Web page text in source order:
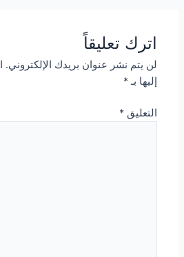
اترك تعليقاً
لن يتم نشر عنوان بريدك الإلكتروني.
إليها بـ*
التعليق*